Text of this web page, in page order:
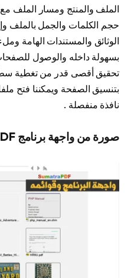
الملف والمنتج ومسار الملف
حجم الكلمات والجمل بالملف
الوثائق والمستندات الهامة
بسهولة داخله والوصول
تحقيق أقصى قدر من تغطية
بتنسيق الصفحة ويمكننا فتح
نافذة منفصلة .
صورة من واجهة برنامج Sumatra PDF